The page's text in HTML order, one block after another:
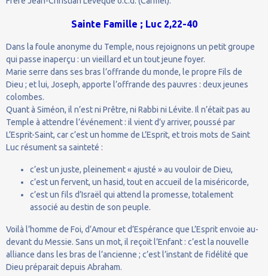
Sainte Famille ; Luc 2,22-40
Dans la foule anonyme du Temple, nous rejoignons un petit groupe
qui passe inaperçu : un vieillard et un tout jeune foyer.
Marie serre dans ses bras l’offrande du monde, le propre Fils de
Dieu ; et lui, Joseph, apporte l’offrande des pauvres : deux jeunes
colombes.
Quant à Siméon, il n’est ni Prêtre, ni Rabbi ni Lévite. Il n’était pas au
Temple à attendre l’événement : il vient d’y arriver, poussé par
L’Esprit-Saint, car c’est un homme de L’Esprit, et trois mots de Saint
Luc résument sa sainteté :
c’est un juste, pleinement « ajusté » au vouloir de Dieu,
c’est un fervent, un hasid, tout en accueil de la miséricorde,
c’est un fils d’Israël qui attend la promesse, totalement
associé au destin de son peuple.
Voilà l’homme de Foi, d’Amour et d’Espérance que L’Esprit envoie au-
devant du Messie. Sans un mot, il reçoit l’Enfant : c’est la nouvelle
alliance dans les bras de l’ancienne ; c’est l’instant de fidélité que
Dieu préparait depuis Abraham.